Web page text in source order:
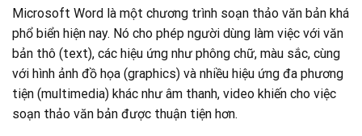
Microsoft Word là một chương trình soạn thảo văn bản khá
phổ biển hiện nay. Nó cho phép người dùng làm việc với văn
bản thô (text), các hiệu ứng như phông chữ, màu sắc, cùng
với hình ảnh đồ họa (graphics) và nhiều hiệu ứng đa phương
tiện (multimedia) khác như âm thanh, video khiến cho việc
soạn thảo văn bản được thuận tiện hơn.